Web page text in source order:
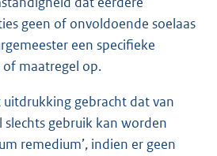
geen of onvoldoende soelaas
een specifieke
of maatregel op.
gebracht dat van
gebruik kan worden
remedium’, indien er geen